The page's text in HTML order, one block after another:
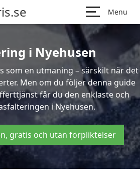
Menu
i Nyehusen
som en utmaning – särskilt när det
Men om du följer denna guide
får du den enklaste och
i Nyehusen.
gratis och utan förpliktelser